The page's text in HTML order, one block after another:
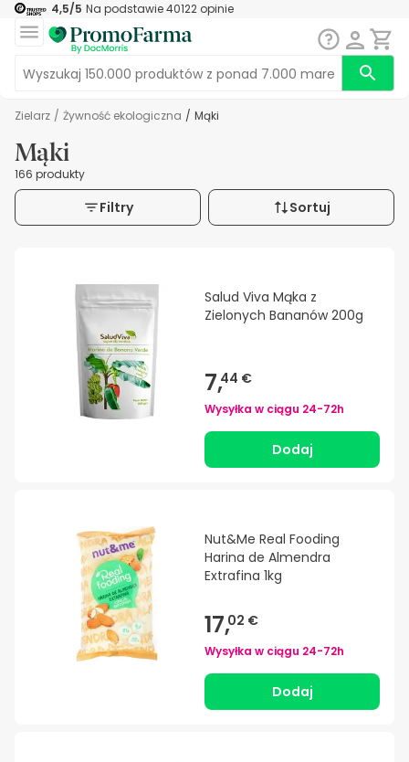
4,5/5 Na podstawie40122 opinie
Zielarz / Żywność ekologiczna / Mąki
Mąki
166 produkty
Filtry Sortuj
Salud Viva Mąka z
Zielonych Bananów 200g
7,44 €
Wysyłka w ciągu 24-72h
Dodaj
Nut&Me Real Fooding
Harina de Almendra
Extrafina 1kg
17,02 €
Wysyłka w ciągu 24-72h
Dodaj